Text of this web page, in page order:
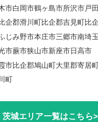
市白岡市鶴ヶ島市所沢市戸
企郡滑川町比企郡吉見町比
じみ野市本庄市三郷市南埼
市蕨市狭山市新座市日高市
市比企郡鳩山町大里郡寄居
町
茨城エリア一覧はこちら